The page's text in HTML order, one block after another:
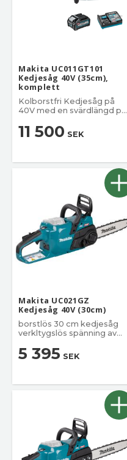
Makita UC011GT101
Kedjesåg 40V (35cm),
komplett
Kolborstfri Kedjesåg på
40V med en svärdlängd på
11 500 SEK
Makita UC021GZ
Kedjesåg 40V (30cm)
borstlös 30 cm kedjesåg
verkltygslös spänning av
5 395 SEK